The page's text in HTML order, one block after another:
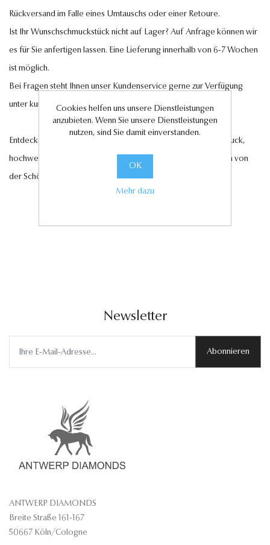
Rückversand im Falle eines Umtauschs oder einer Retoure.
Ist Ihr Wunschschmuckstück nicht auf Lager? Auf Anfrage können wir
es für Sie anfertigen lassen. Eine Lieferung innerhalb von 6-7 Wochen
ist möglich.
Bei Fragen steht Ihnen unser Kundenservice gerne zur Verfügung
unter kundenservice@antwerp-diamonds.de.
Entdecken Sie jetzt unsere exquisite Auswahl an Diamantschmuck,
hochwertigen Edelsteinen und edlen Perlen und lassen Sie sich von
der Schönheit und Eleganz unserer Kollektionen verzaubern.
Newsletter
Abonnieren
ANTWERP DIAMONDS
Breite Straße 161-167
50667 Köln/Cologne
Cookies helfen uns unsere Dienstleistungen
anzubieten. Wenn Sie unsere Dienstleistungen
nutzen, sind Sie damit einverstanden.
OK
Mehr dazu